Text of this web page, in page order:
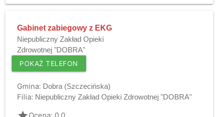
Gabinet zabiegowy z EKG
Niepubliczny Zakład Opieki
Zdrowotnej "DOBRA"
POKAŻ TELEFON
Gmina: Dobra (Szczecińska)
Filia: Niepubliczny Zakład Opieki Zdrowotnej "DOBRA"